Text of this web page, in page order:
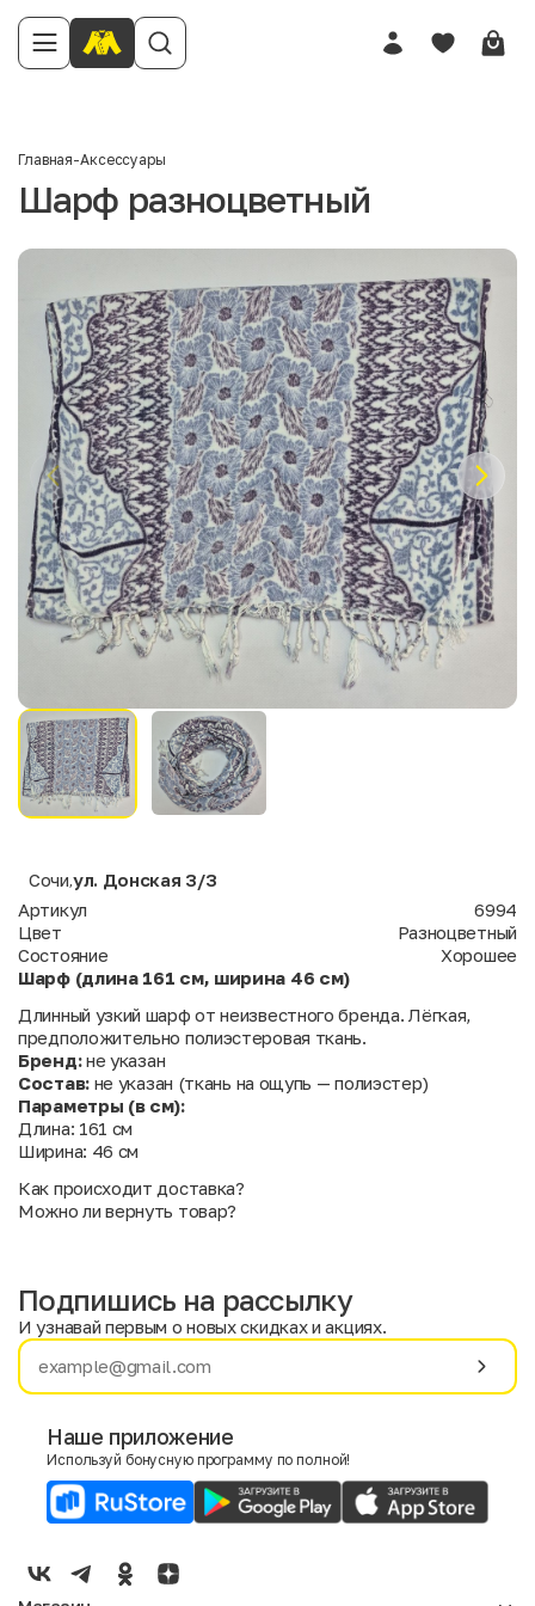
Главная-Аксессуары
Шарф разноцветный
Сочи ул. Донская 3/3
Артикул
6994
Цвет
Разноцветный
Состояние
Хорошее
Шарф (длина 161 см, ширина 46 см)
Длинный узкий шарф от неизвестного бренда. Лёгкая,
предположительно полиэстеровая ткань.
Бренд:не указан
Состав:не указан (ткань на ощупь — полиэстер)
Параметры (в см):
Длина: 161 см
Ширина: 46 см
Как происходит доставка?
Можно ли вернуть товар?
Имя
E-mail
Мужской
Женский
Подпишись на рассылку
И узнавай первым о новых скидках и акциях.
Наше приложение
Используй бонусную программу по полной!